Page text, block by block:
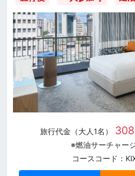
旅行代金（大人1名）
※燃油サーチャー
コースコード：